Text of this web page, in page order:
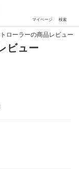
マイページ 検索
ローラーの商品レビュー
ビュー